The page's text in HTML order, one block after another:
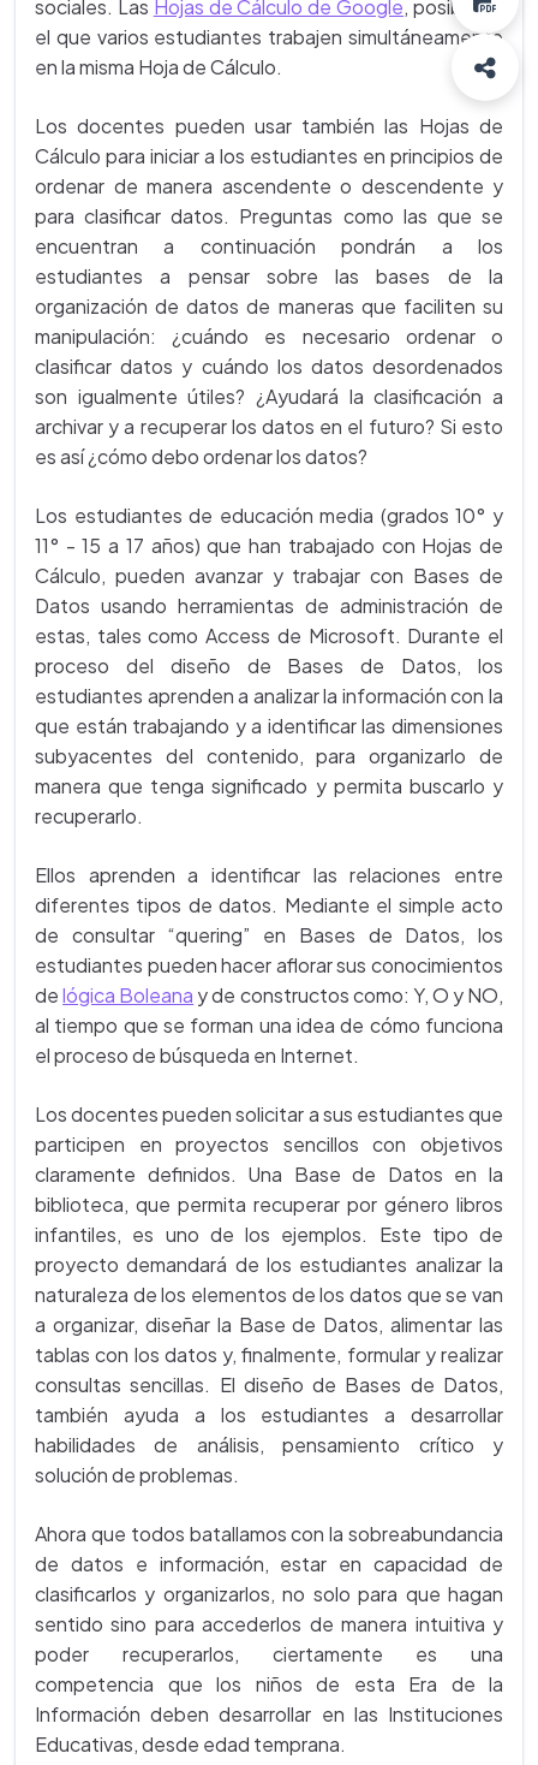
sociales. Las Hojas de Cálculo de Google, posibilitan
el que varios estudiantes trabajen simultáneamente
en la misma Hoja de Cálculo.
Los docentes pueden usar también las Hojas de
Cálculo para iniciar a los estudiantes en principios de
ordenar de manera ascendente o descendente y
para clasificar datos. Preguntas como las que se
encuentran a continuación pondrán a los
estudiantes a pensar sobre las bases de la
organización de datos de maneras que faciliten su
manipulación: ¿cuándo es necesario ordenar o
clasificar datos y cuándo los datos desordenados
son igualmente útiles? ¿Ayudará la clasificación a
archivar y a recuperar los datos en el futuro? Si esto
es así ¿cómo debo ordenar los datos?
Los estudiantes de educación media (grados 10° y
11° - 15 a 17 años) que han trabajado con Hojas de
Cálculo, pueden avanzar y trabajar con Bases de
Datos usando herramientas de administración de
estas, tales como Access de Microsoft. Durante el
proceso del diseño de Bases de Datos, los
estudiantes aprenden a analizar la información con la
que están trabajando y a identificar las dimensiones
subyacentes del contenido, para organizarlo de
manera que tenga significado y permita buscarlo y
recuperarlo.
Ellos aprenden a identificar las relaciones entre
diferentes tipos de datos. Mediante el simple acto
de consultar “quering” en Bases de Datos, los
estudiantes pueden hacer aflorar sus conocimientos
delógica Boleana y de constructos como: Y, O y NO,
al tiempo que se forman una idea de cómo funciona
el proceso de búsqueda en Internet.
Los docentes pueden solicitar a sus estudiantes que
participen en proyectos sencillos con objetivos
claramente definidos. Una Base de Datos en la
biblioteca, que permita recuperar por género libros
infantiles, es uno de los ejemplos. Este tipo de
proyecto demandará de los estudiantes analizar la
naturaleza de los elementos de los datos que se van
a organizar, diseñar la Base de Datos, alimentar las
tablas con los datos y, finalmente, formular y realizar
consultas sencillas. El diseño de Bases de Datos,
también ayuda a los estudiantes a desarrollar
habilidades de análisis, pensamiento crítico y
solución de problemas.
Ahora que todos batallamos con la sobreabundancia
de datos e información, estar en capacidad de
clasificarlos y organizarlos, no solo para que hagan
sentido sino para accederlos de manera intuitiva y
poder recuperarlos, ciertamente es una
competencia que los niños de esta Era de la
Información deben desarrollar en las Instituciones
Educativas, desde edad temprana.